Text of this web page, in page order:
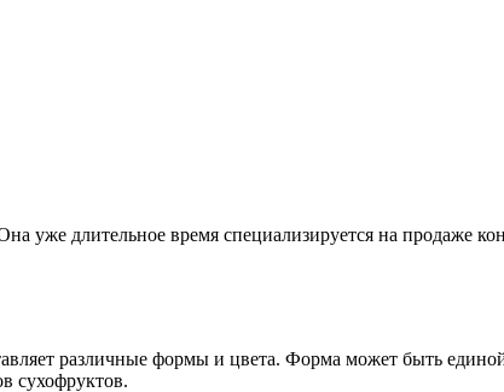
уже длительное время специализируется на продаже
различные формы и цвета. Форма может быть
сухофруктов.